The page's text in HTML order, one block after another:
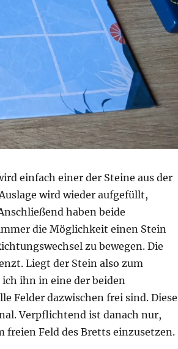
einfach einer der Steine aus der
wird wieder aufgefüllt,
haben beide
die Möglichkeit einen Stein
zu bewegen. Die
Liegt der Stein also zum
ich ihn in eine der beiden
Felder dazwischen frei sind. Diese
Verpflichtend ist danach nur,
freien Feld des Bretts einzusetzen.